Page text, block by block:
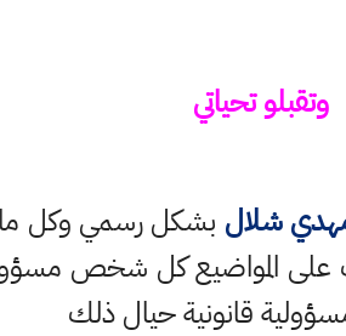
وتقبلو تحياتي
شلال بشكل رسمي وكل ما
على المواضيع كل شخص
قانونية حيال ذلك